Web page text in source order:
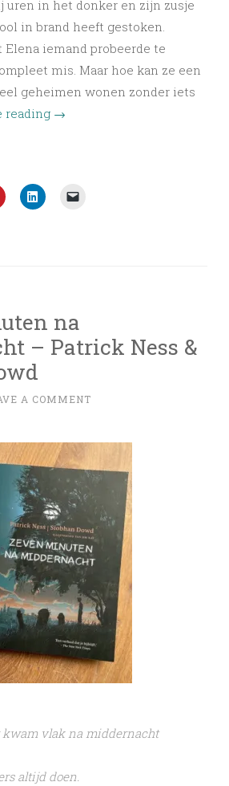
in het donker en zijn zusje
in brand heeft gestoken.
Elena iemand probeerde te
mis. Maar hoe kan ze een
geheimen wonen zonder iets
reading →
na
– Patrick Ness &
A COMMENT
kwam vlak na middernacht
altijd doen.